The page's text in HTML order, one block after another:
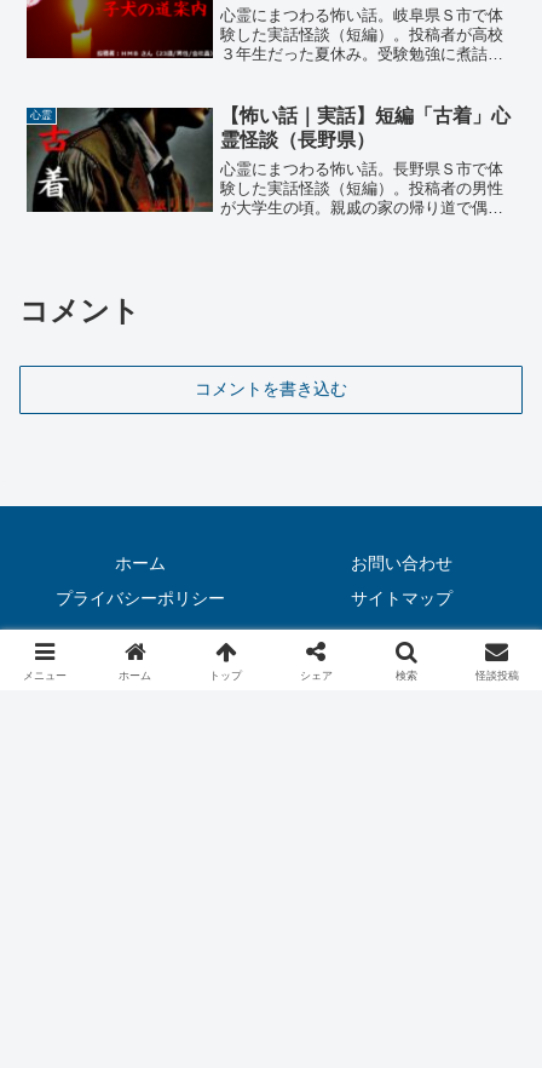
心霊にまつわる怖い話。岐阜県Ｓ市で体
験した実話怪談（短編）。投稿者が高校
３年生だった夏休み。受験勉強に煮詰ま
いていると、暗闇の向こうから一匹の子
犬が現れた…
心霊
【怖い話｜実話】短編「古着」心
霊怪談（長野県）
心霊にまつわる怖い話。長野県Ｓ市で体
験した実話怪談（短編）。投稿者の男性
が大学生の頃。親戚の家の帰り道で偶然
コメント
コメントを書き込む
ホーム
お問い合わせ
プライバシーポリシー
サイトマップ
© 2020 怖い話（実話）｜恐虫リリー.
メニュー ホーム トップ シェア 検索 怪談投稿